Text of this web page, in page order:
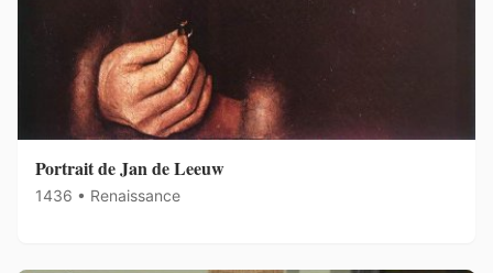
Portrait de Jan de Leeuw
1436 • Renaissance